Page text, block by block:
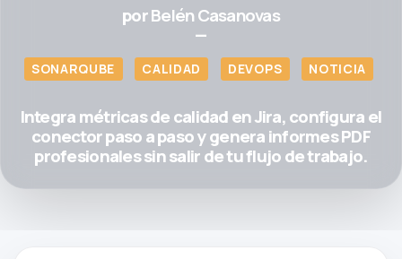
porBelén Casanovas
—
SONARQUBE CALIDAD DEVOPS NOTICIA
Integra métricas de calidad en Jira, configura el
conector paso a paso y genera informes PDF
profesionales sin salir de tu flujo de trabajo.